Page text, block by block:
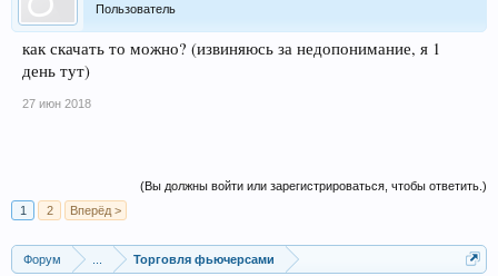
Пользователь
как скачать то можно? (извиняюсь за недопонимание, я 1
день тут)
27 июн 2018
(Вы должны войти или зарегистрироваться, чтобы ответить.)
1
2 Вперёд >
Форум Торговля фьючерсами